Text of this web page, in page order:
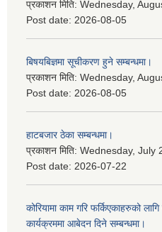
प्रकाशन मिति: Wednesday,
Post date: 2026-08-05
बिषयबिज्ञमा सूचीकरण हुने सम्बन्धमा।
प्रकाशन मिति: Wednesday,
Post date: 2026-08-05
हाटबजार ठेका सम्बन्धमा।
प्रकाशन मिति: Wednesday, July
Post date: 2026-07-22
कोरियामा काम गरि फर्किएकाहरुको
कार्यक्रममा आबेदन दिने सम्बन्धमा।